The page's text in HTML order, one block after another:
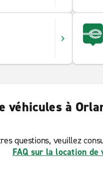
véhicules à
questions, veuillez
FAQ sur la location de